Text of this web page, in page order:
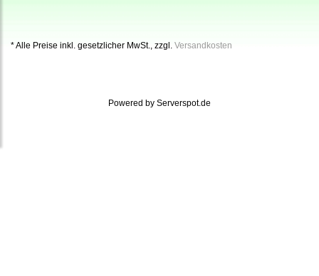
* Alle Preise inkl. gesetzlicher MwSt., zzgl. Versandkosten
Powered by Serverspot.de